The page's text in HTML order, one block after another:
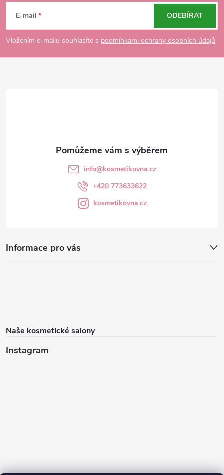
p
a
E-mail
Vložením e-mailu souhlasíte s podmínkami ochrany osobních údajů
ODEBÍRAT
Informace pro vás
Naše kosmetické salony
Instagram
info@kosmetikovna.cz
+420 773633622
kosmetikovna.cz